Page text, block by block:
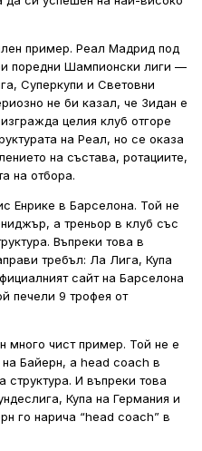
пример. Реал Мадрид под
поредни Шампионски лиги —
Суперкупи и Световни
не би казал, че Зидан е
целия клуб отгоре
на Реал, но се оказа
на състава, ротациите,
на отбора.
Енрике в Барселона. Той не
а треньор в клуб със
Въпреки това в
требъл: Ла Лига, Купа
сайт на Барселона
печели 9 трофея от
много чист пример. Той не е
Байерн, а head coach в
структура. И въпреки това
Купа на Германия и
го нарича “head coach” в